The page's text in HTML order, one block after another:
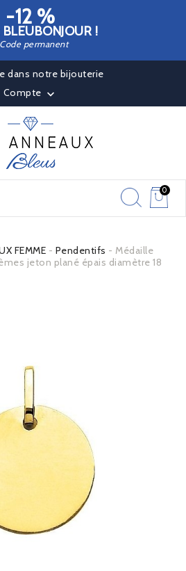
-12 %
BLEUBONJOUR !
permanent
dans notre bijouterie
Compte 
0
FEMME Pendentifs
Médaille
jeton plané épais diamètre 18